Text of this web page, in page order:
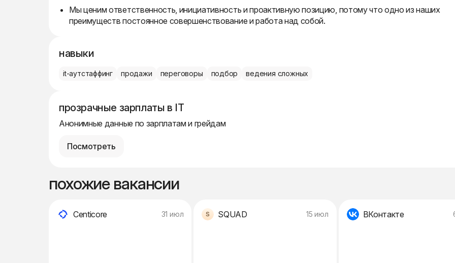
Мы ценим ответственность, инициативность и проактивную позицию, потому что одно из наших
преимуществ постоянное совершенствование и работа над собой.
навыки
it-aутстаффинг продажи переговоры подбор ведения сложных
прозрачные зарплаты в IT
Анонимные данные по зарплатам и грейдам
Посмотреть
похожие вакансии
Centicore 31 июл SQUAD 15 июл ВКонтакте